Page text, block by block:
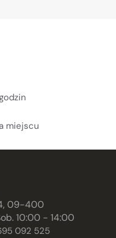
10:00 - 14:00
miejscu
09-400
10:00 - 14:00
092 525